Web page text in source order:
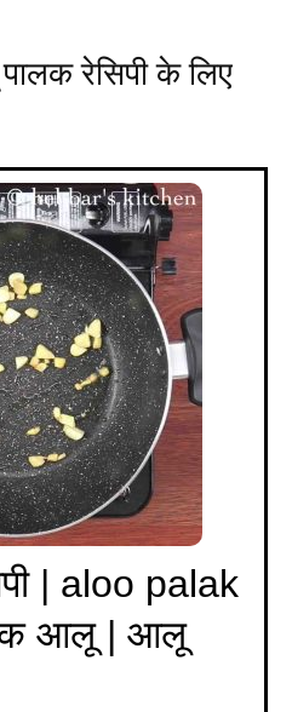
रेसिपी के लिए
| aloo palak
आलू | आलू